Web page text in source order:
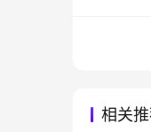
找到
相关